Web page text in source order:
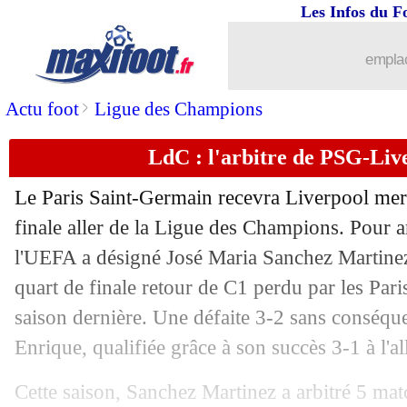
Actu foot> Ligue des Champions
Les Infos du
LdC : l'arbitre de PSG-
Le Paris Saint-Germain recevra Liverpool
finale aller de la Ligue des Champions. Pour
l'UEFA a désigné José Maria Sanchez
quart de finale retour de C1 perdu par les
saison dernière. Une défaite 3-2 sans
Enrique, qualifiée grâce à son succès 3-1 à
Cette saison, Sanchez Martinez a arbitré 5
: Camavinga pas décidé à partir
06/04 OM: Balerdi proche d'un triste record
Barça : Cancelo est fixé
06/04 Real: Vinicius soutient aussi Mbappé
06/04 Ita.: fin de série pour Côme
06/04 Barça : bonne nouvelle en vue pour
06/04 Monaco : Balogun a régalé Camara
Bayern : Kane dans le groupe pour le